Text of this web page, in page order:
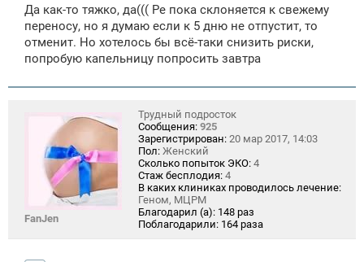
Да как-то тяжко, да((( Ре пока склоняется к свежему
переносу, но я думаю если к 5 дню не отпустит, то
отменит. Но хотелось бы всё-таки снизить риски,
попробую капельницу попросить завтра
FanJen
Трудный подросток
Сообщения: 925
Зарегистрирован: 20 мар 2017, 14:03
Пол: Женский
Сколько попыток ЭКО: 4
Стаж бесплодия: 4
В каких клиниках проводилось лечение:
Геном, МЦРМ
Благодарил (а): 148 раз
Поблагодарили: 164 раза